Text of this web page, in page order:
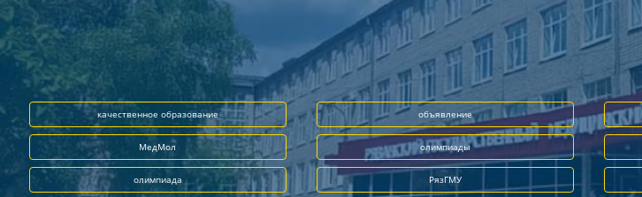
качественное образование объявление
МедМол олимпиады
олимпиада РязГМУ